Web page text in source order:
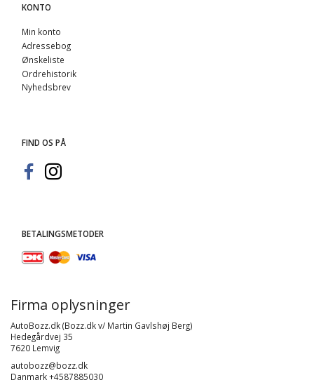
KONTO
Min konto
Adressebog
Ønskeliste
Ordrehistorik
Nyhedsbrev
FIND OS PÅ
BETALINGSMETODER
Firma oplysninger
AutoBozz.dk (Bozz.dk v/ Martin Gavlshøj Berg)
Hedegårdvej 35
7620 Lemvig
autobozz@bozz.dk
Danmark +4587885030